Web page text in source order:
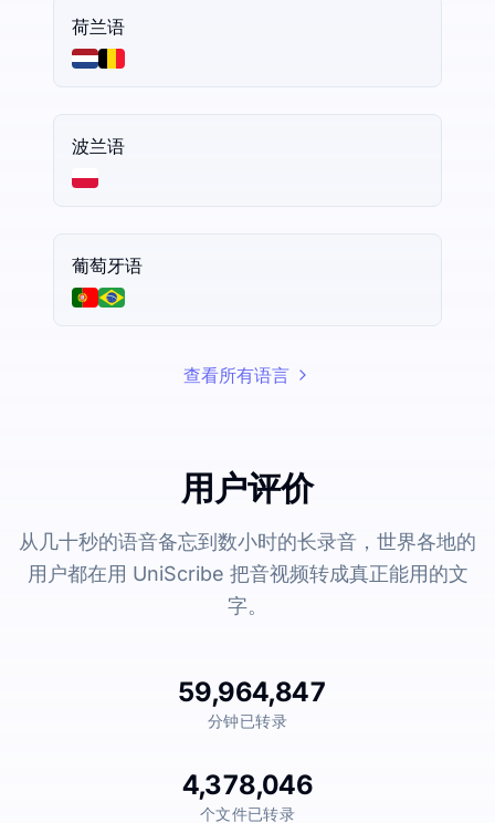
荷兰语
波兰语
葡萄牙语
查看所有语言
用户评价
从几十秒的语音备忘到数小时的长录音，世界各地的
用户都在用 UniScribe 把音视频转成真正能用的文
字。
59,964,847
分钟已转录
4,378,046
个文件已转录